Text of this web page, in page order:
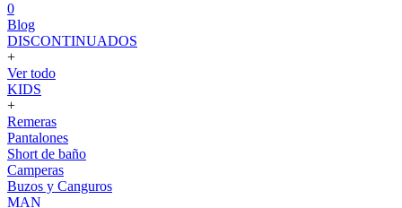
0
Blog
DISCONTINUADOS
+
Ver todo
KIDS
+
Remeras
Pantalones
Short de baño
Camperas
Buzos y Canguros
MAN